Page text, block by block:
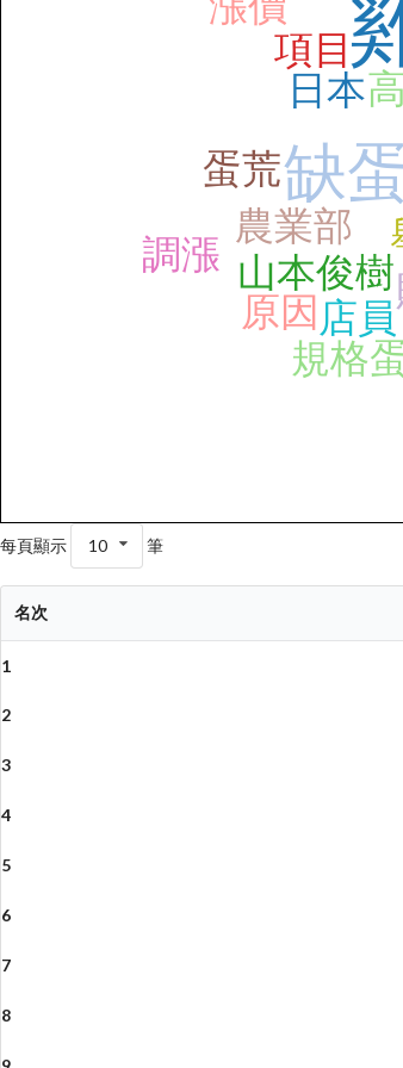
缺
蛋荒
農業部
調漲
店員
日本
山本俊樹
規格
項目
原因
每頁顯示 10 筆
名次
1
2
3
4
5
6
7
8